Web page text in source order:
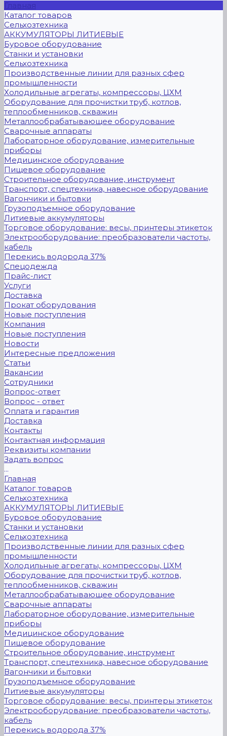
Главная
Каталог товаров
Сельхозтехника
АККУМУЛЯТОРЫ ЛИТИЕВЫЕ
Буровое оборудование
Станки и установки
Сельхозтехника
Производственные линии для разных сфер
промышленности
Холодильные агрегаты, компрессоры, ЦХМ
Оборудование для прочистки труб, котлов,
теплообменников, скважин
Металлообрабатывающее оборудование
Сварочные аппараты
Лабораторное оборудование, измерительные
приборы
Медицинское оборудование
Пищевое оборудование
Строительное оборудование, инструмент
Транспорт, спецтехника, навесное оборудование
Вагончики и бытовки
Грузоподъемное оборудование
Литиевые аккумуляторы
Торговое оборудование: весы, принтеры этикеток
Электрооборудование: преобразователи частоты,
кабель
Перекись водорода 37%
Спецодежда
Прайс-лист
Услуги
Доставка
Прокат оборудования
Новые поступления
Компания
Новые поступления
Новости
Интересные предложения
Статьи
Вакансии
Сотрудники
Вопрос-ответ
Вопрос - ответ
Оплата и гарантия
Доставка
Контакты
Контактная информация
Реквизиты компании
Задать вопрос
...
Главная
Каталог товаров
Сельхозтехника
АККУМУЛЯТОРЫ ЛИТИЕВЫЕ
Буровое оборудование
Станки и установки
Сельхозтехника
Производственные линии для разных сфер
промышленности
Холодильные агрегаты, компрессоры, ЦХМ
Оборудование для прочистки труб, котлов,
теплообменников, скважин
Металлообрабатывающее оборудование
Сварочные аппараты
Лабораторное оборудование, измерительные
приборы
Медицинское оборудование
Пищевое оборудование
Строительное оборудование, инструмент
Транспорт, спецтехника, навесное оборудование
Вагончики и бытовки
Грузоподъемное оборудование
Литиевые аккумуляторы
Торговое оборудование: весы, принтеры этикеток
Электрооборудование: преобразователи частоты,
кабель
Перекись водорода 37%